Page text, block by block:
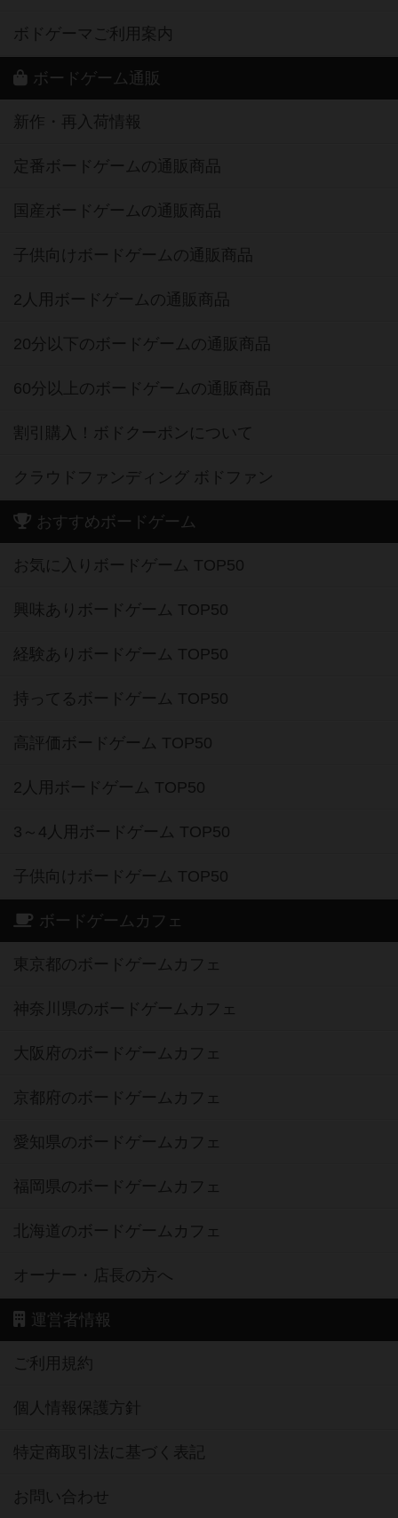
ボドゲーマご利用案内
ボードゲーム通販
新作・再入荷情報
定番ボードゲームの通販商品
国産ボードゲームの通販商品
子供向けボードゲームの通販商品
2人用ボードゲームの通販商品
20分以下のボードゲームの通販商品
60分以上のボードゲームの通販商品
割引購入！ボドクーポンについて
クラウドファンディング ボドファン
おすすめボードゲーム
お気に入りボードゲーム TOP50
興味ありボードゲーム TOP50
経験ありボードゲーム TOP50
持ってるボードゲーム TOP50
高評価ボードゲーム TOP50
2人用ボードゲーム TOP50
3～4人用ボードゲーム TOP50
子供向けボードゲーム TOP50
ボードゲームカフェ
東京都のボードゲームカフェ
神奈川県のボードゲームカフェ
大阪府のボードゲームカフェ
京都府のボードゲームカフェ
愛知県のボードゲームカフェ
福岡県のボードゲームカフェ
北海道のボードゲームカフェ
オーナー・店長の方へ
運営者情報
ご利用規約
個人情報保護方針
特定商取引法に基づく表記
お問い合わせ